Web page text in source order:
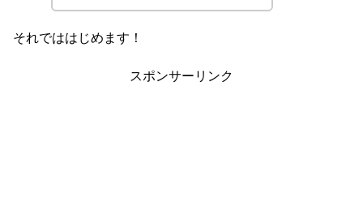
それでははじめます！
スポンサーリンク